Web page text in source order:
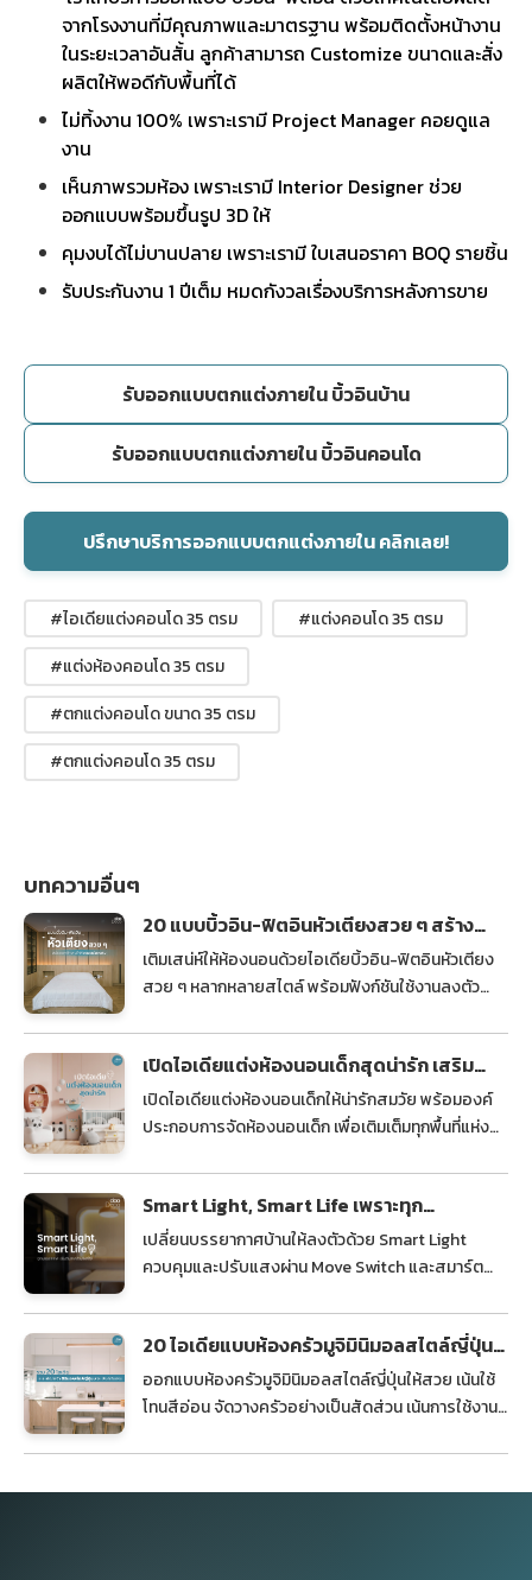
จากโรงงานที่มีคุณภาพและมาตรฐาน พร้อมติดตั้งหน้างาน
ในระยะเวลาอันสั้น ลูกค้าสามารถ Customize ขนาดและสั่ง
ผลิตให้พอดีกับพื้นที่ได้
ไม่ทิ้งงาน 100% เพราะเรามี Project Manager คอยดูแล
งาน
เห็นภาพรวมห้อง เพราะเรามี Interior Designer ช่วย
ออกแบบพร้อมขึ้นรูป 3D ให้
คุมงบได้ไม่บานปลาย เพราะเรามี ใบเสนอราคา BOQ รายชิ้น
รับประกันงาน 1 ปีเต็ม หมดกังวลเรื่องบริการหลังการขาย
รับออกแบบตกแต่งภายใน บิ้วอินบ้าน
รับออกแบบตกแต่งภายใน บิ้วอินคอนโด
ปรึกษาบริการออกแบบตกแต่งภายใน คลิกเลย!
#ไอเดียแต่งคอนโด 35 ตรม
#แต่งคอนโด 35 ตรม
#แต่งห้องคอนโด 35 ตรม
#ตกแต่งคอนโด ขนาด 35 ตรม
#ตกแต่งคอนโด 35 ตรม
บทความอื่นๆ
20 แบบบิ้วอิน-ฟิตอินหัวเตียงสวย ๆ สร้าง
เอกลักษณ์ให้ห้องนอนโดดเด่น
เติมเสน่ห์ให้ห้องนอนด้วยไอเดียบิ้วอิน-ฟิตอินหัวเตียง
สวย ๆ หลากหลายสไตล์ พร้อมฟังก์ชันใช้งานลงตัว
เปิดไอเดียแต่งห้องนอนเด็กสุดน่ารัก เสริม
พัฒนาการรอบด้าน
เปิดไอเดียแต่งห้องนอนเด็กให้น่ารักสมวัย พร้อมองค์
ประกอบการจัดห้องนอนเด็ก เพื่อเติมเต็มทุกพื้นที่แห่ง
Smart Light, Smart Life เพราะทุก
บรรยากาศ เริ่มต้นจากโทนไฟที่ใช่
เปลี่ยนบรรยากาศบ้านให้ลงตัวด้วย Smart Light
ควบคุมและปรับแสงผ่าน Move Switch และสมาร์ต
บ้านยุคใหม่
20 ไอเดียแบบห้องครัวมูจิมินิมอลสไตล์ญี่ปุ่น
สวย ฟังก์ชันครบ
ออกแบบห้องครัวมูจิมินิมอลสไตล์ญี่ปุ่นให้สวย เน้นใช้
โทนสีอ่อน จัดวางครัวอย่างเป็นสัดส่วน เน้นการใช้งาน